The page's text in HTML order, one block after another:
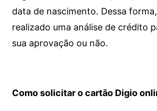
data de nascimento. Dessa
realizado uma análise de crédito
sua aprovação ou não.
Como solicitar o cartão Digio